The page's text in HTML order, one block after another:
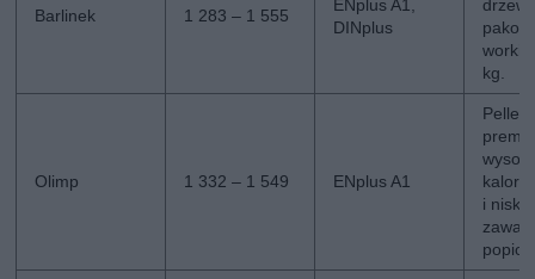
Barlinek 1 283 – 1 555
ENplus A1,
DINplus
worki
kg.
Olimp 1 332 – 1 549 ENplus A1
Pellet
i niską